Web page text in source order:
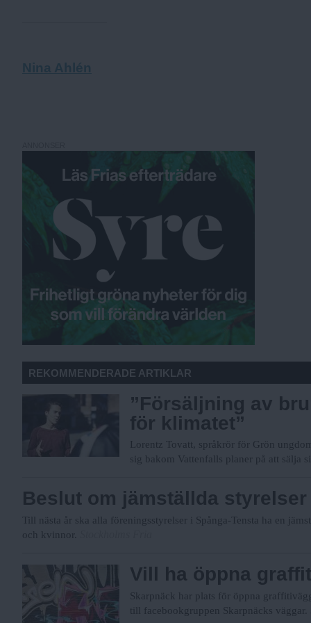
Nina Ahlén
REKOMMENDERADE ARTIKLAR
”Försäljning av
för klimatet”
Lorentz Tovatt, språkrör för Grön
sig bakom Vattenfalls planer på att sälja
Beslut om jämställda
Till nästa år ska alla föreningsstyrelser i Spånga-Tensta ha en
och kvinnor.
Vill ha öppna
Skarpnäck har plats för öppna
till facebookgruppen Skarpnäcks väggar.